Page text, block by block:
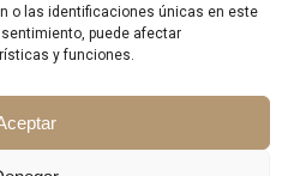
o las identificaciones únicas en este
puede afectar
y funciones.